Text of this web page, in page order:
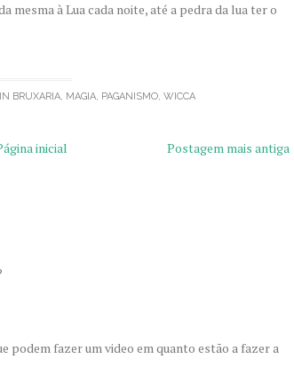
mesma à Lua cada noite, até a pedra da lua ter o
BRUXARIA, MAGIA, PAGANISMO, WICCA
Postagem mais antiga
inicial
podem fazer um video em quanto estão a fazer a